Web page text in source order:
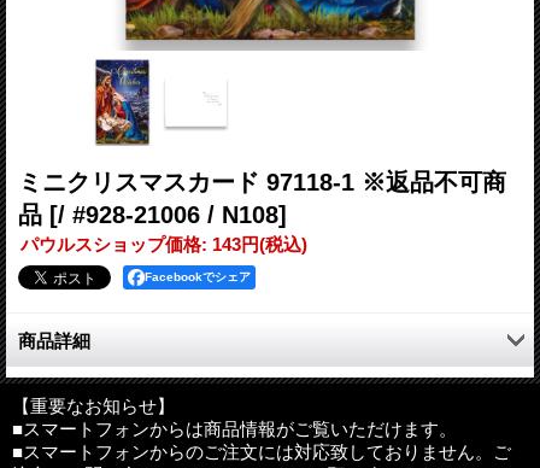
ミニクリスマスカード 97118-1 ※返品不可商
品 [/ #928-21006 / N108]
パウルスショップ価格: 143円(税込)
Facebookでシェア
商品詳細
ミニクリスマスカードです。
サイズ：135×85mm（二つ折りの状態）
その他：白の封筒付き
【重要なお知らせ】
■スマートフォンからは商品情報がご覧いただけます。
■スマートフォンからのご注文には対応致しておりません。ご